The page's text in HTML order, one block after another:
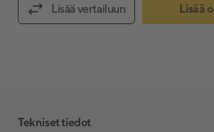
Lisää vertailuun Lisää
Tekniset tiedot